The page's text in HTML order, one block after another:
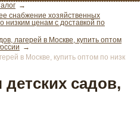
снабжение хозяйственных
низким ценам с доставкой по
лагерей в Москве, купить оптом
в Москве, купить оптом по низк
садов,